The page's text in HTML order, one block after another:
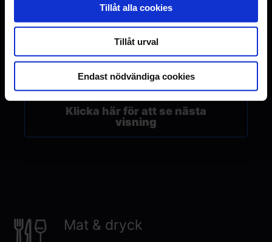
Tillåt alla cookies
Tillåt urval
Endast nödvändiga cookies
Om biografen
Inga fler planerade föreställningar denna vecka
Klicka här för att se nästa
visning
Mat & dryck